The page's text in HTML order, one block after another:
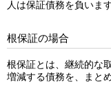
人は保証債務を負います
根保証の場合
根保証とは、継続的な
増減する債務を、まと